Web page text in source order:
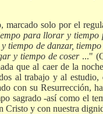
marcado solo por el
para llorar y tiempo
tiempo de danzar,
y tiempo de coser ..."
que al caer de la
al trabajo y al
con su Resurrección,
sagrado -así como el
Cristo y con nuestra